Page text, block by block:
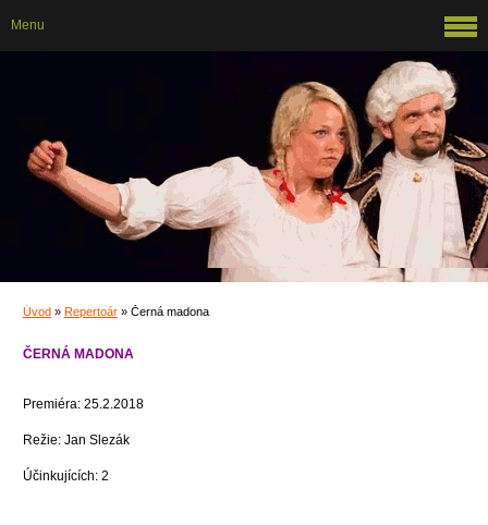
Úvod » Repertoár » Černá madona
ČERNÁ MADONA
Premiéra: 25.2.2018
Režie: Jan Slezák
Účinkujících: 2
Menu